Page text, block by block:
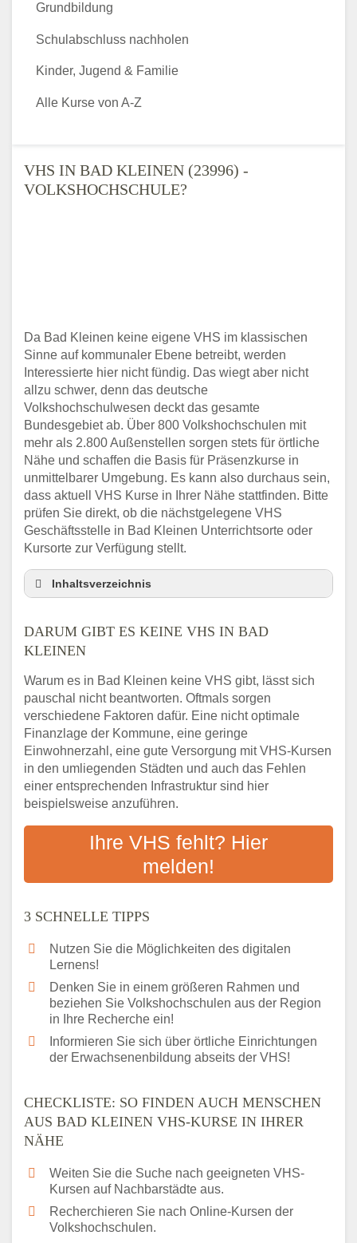
VHS IN BAD KLEINEN (23996) -
VOLKSHOCHSCHULE?
Da Bad Kleinen keine eigene VHS im klassischen
Sinne auf kommunaler Ebene betreibt, werden
Interessierte hier nicht fündig. Das wiegt aber nicht
allzu schwer, denn das deutsche
Volkshochschulwesen deckt das gesamte
Bundesgebiet ab. Über 800 Volkshochschulen mit
mehr als 2.800 Außenstellen sorgen stets für örtliche
Nähe und schaffen die Basis für Präsenzkurse in
unmittelbarer Umgebung. Es kann also durchaus sein,
dass aktuell VHS Kurse in Ihrer Nähe stattfinden. Bitte
prüfen Sie direkt, ob die nächstgelegene VHS
Geschäftsstelle in Bad Kleinen Unterrichtsorte oder
Kursorte zur Verfügung stellt.
Inhaltsverzeichnis
3 schnelle Tipps
Checkliste: So finden auch Menschen aus
Abendschule in der Region rund um Bad
Kleinen
VHS steht für Erwachsenenbildung
Online-Kurse: Alternative Angebote zum
VHS-Kurs
Vor- und Nachteile von Online-Kursen
Checkliste: Darauf kommt es bei
Bildungsangeboten an
Das bundesweite Volkshochschulwesen
DARUM GIBT ES KEINE VHS IN BAD
KLEINEN
Warum es in Bad Kleinen keine VHS gibt, lässt sich
pauschal nicht beantworten. Oftmals sorgen
verschiedene Faktoren dafür. Eine nicht optimale
Finanzlage der Kommune, eine geringe
Einwohnerzahl, eine gute Versorgung mit VHS-Kursen
in den umliegenden Städten und auch das Fehlen
einer entsprechenden Infrastruktur sind hier
beispielsweise anzuführen.
Ihre VHS fehlt? Hier
melden!
3 SCHNELLE TIPPS
Nutzen Sie die Möglichkeiten des digitalen
Lernens!
Denken Sie in einem größeren Rahmen und
beziehen Sie Volkshochschulen aus der Region
in Ihre Recherche ein!
Informieren Sie sich über örtliche Einrichtungen
der Erwachsenenbildung abseits der VHS!
CHECKLISTE: SO FINDEN AUCH MENSCHEN
AUS BAD KLEINEN VHS-KURSE IN IHRER
NÄHE
Weiten Sie die Suche nach geeigneten VHS-
Kursen auf Nachbarstädte aus.
Recherchieren Sie nach Online-Kursen der
Volkshochschulen.
Grundbildung
Schulabschluss nachholen
Kinder, Jugend & Familie
Alle Kurse von A-Z